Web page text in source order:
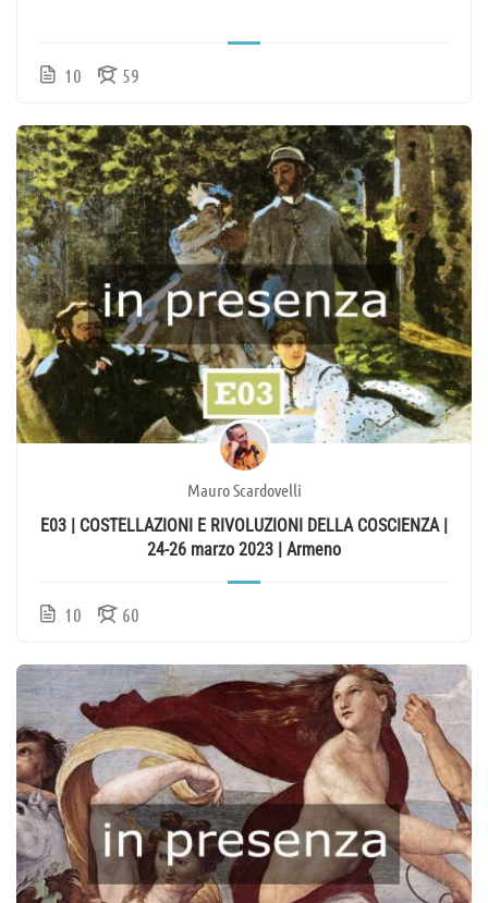
10 59
Mauro Scardovelli
E03 | COSTELLAZIONI E RIVOLUZIONI DELLA COSCIENZA |
24-26 marzo 2023 | Armeno
10 60